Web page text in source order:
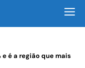
é a região que mais